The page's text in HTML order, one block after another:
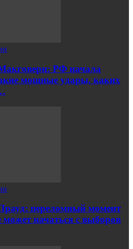
РФ начала
мощные удары, каких
переломный момент
начаться с выборов